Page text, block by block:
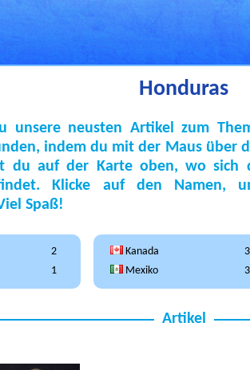
Honduras
unsere neusten Artikel zum
indem du mit der Maus über
du auf der Karte oben, wo sich
Klicke auf den Namen,
Spaß!
2
1
Kanada
3
Mexiko
3
Artikel